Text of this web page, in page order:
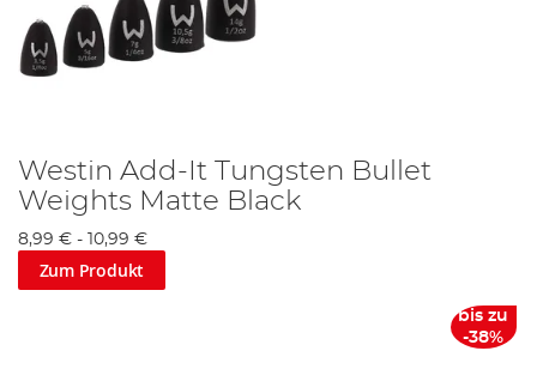
Westin Add-It Tungsten Bullet
Weights Matte Black
8,99 € - 10,99 €
Zum Produkt
bis zu
-38%